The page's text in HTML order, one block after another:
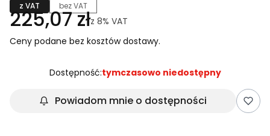
z VAT bez VAT
225,07 złz 8% VAT
Ceny podane bez kosztów dostawy.
Dostępność:tymczasowo niedostępny
Powiadom mnie o dostępności